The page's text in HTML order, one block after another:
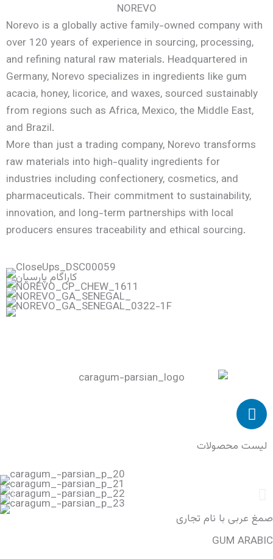
NOREVO
Norevo is a globally active family-owned company with
over 120 years of experience in sourcing, processing,
and refining natural raw materials. Headquartered in
Germany, Norevo specializes in ingredients like gum
acacia, honey, licorice, and waxes, sourced sustainably
from regions such as Africa, Mexico, the Middle East,
and Brazil.
More than just a trading company, Norevo transforms
raw materials into high-quality ingredients for
industries including confectionery, cosmetics, and
pharmaceuticals. Their commitment to sustainability,
innovation, and long-term partnerships with local
producers ensures traceability and ethical sourcing.
L
i
n
k
n
لیست محصولات
صمغ عربی با نام تجاری
GUM ARABIC